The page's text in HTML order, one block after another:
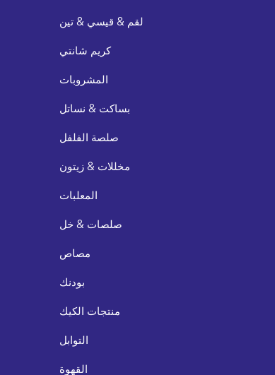
لقم & قيسي & تين
كريم شانتي
المشروبات
بساكت & نساتل
صلصة الفلفل
مخللات & زيتون
المعلبات
صلصات & خل
مصاص
بودنك
منتجات الكيك
التوابل
القهوة